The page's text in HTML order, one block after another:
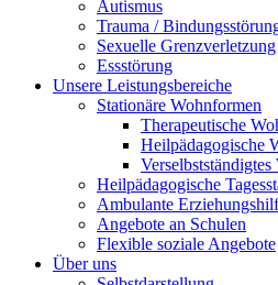
Autismus
Trauma /
Sexuelle Grenzverletzung
Essstörung
Unsere Leistungsbereiche
Stationäre Wohnformen
Therapeutische
Heilpädagogische
Verselbstständigtes
Heilpädagogische
Ambulante
Angebote an Schulen
Flexible soziale Angebote
Über uns